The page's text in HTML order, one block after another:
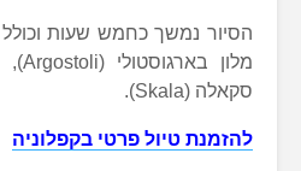
הסיור נמשך כחמש שעות
סקאלה (Skala).
להזמנת טיול פרטי בקפלוניה